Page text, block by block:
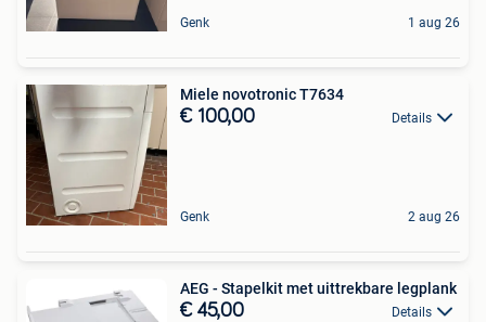
Genk 1 aug 26
Miele novotronic T7634
€ 100,00 Details
Genk 2 aug 26
AEG - Stapelkit met uittrekbare legplank
€ 45,00 Details